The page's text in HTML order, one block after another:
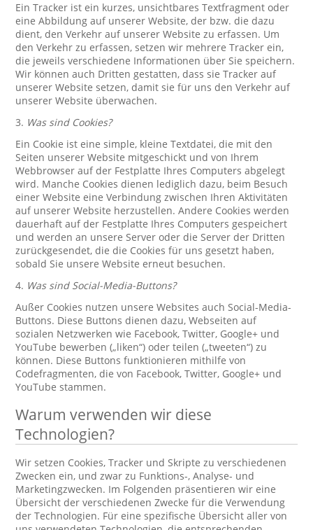
Ein Tracker ist ein kurzes, unsichtbares Textfragment oder
eine Abbildung auf unserer Website, der bzw. die dazu
dient, den Verkehr auf unserer Website zu erfassen. Um
den Verkehr zu erfassen, setzen wir mehrere Tracker ein,
die jeweils verschiedene Informationen über Sie speichern.
Wir können auch Dritten gestatten, dass sie Tracker auf
unserer Website setzen, damit sie für uns den Verkehr auf
unserer Website überwachen.
3. Was sind Cookies?
Ein Cookie ist eine simple, kleine Textdatei, die mit den
Seiten unserer Website mitgeschickt und von Ihrem
Webbrowser auf der Festplatte Ihres Computers abgelegt
wird. Manche Cookies dienen lediglich dazu, beim Besuch
einer Website eine Verbindung zwischen Ihren Aktivitäten
auf unserer Website herzustellen. Andere Cookies werden
dauerhaft auf der Festplatte Ihres Computers gespeichert
und werden an unsere Server oder die Server der Dritten
zurückgesendet, die die Cookies für uns gesetzt haben,
sobald Sie unsere Website erneut besuchen.
4. Was sind Social-Media-Buttons?
Außer Cookies nutzen unsere Websites auch Social-Media-
Buttons. Diese Buttons dienen dazu, Webseiten auf
sozialen Netzwerken wie Facebook, Twitter, Google+ und
YouTube bewerben („liken“) oder teilen („tweeten“) zu
können. Diese Buttons funktionieren mithilfe von
Codefragmenten, die von Facebook, Twitter, Google+ und
YouTube stammen.
Warum verwenden wir diese
Technologien?
Wir setzen Cookies, Tracker und Skripte zu verschiedenen
Zwecken ein, und zwar zu Funktions-, Analyse- und
Marketingzwecken. Im Folgenden präsentieren wir eine
Übersicht der verschiedenen Zwecke für die Verwendung
der Technologien. Für eine spezifische Übersicht aller von